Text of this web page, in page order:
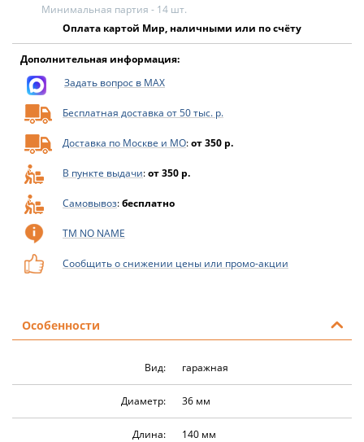
Минимальная партия - 14 шт.
Оплата картой Мир, наличными или по счёту
Дополнительная информация:
Задать вопрос в MAX
Бесплатная доставка от 50 тыс. р.
Доставка по Москве и МО:от 350 р.
В пункте выдачи:от 350 р.
Самовывоз:бесплатно
ТМ NO NAME
Сообщить о снижении цены или промо-акции
Особенности
Вид: гаражная
Диаметр: 36 мм
Длина: 140 мм